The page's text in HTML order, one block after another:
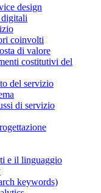
design
coinvolti
di valore
costitutivi del
del servizio
di servizio
e il linguaggio
keywords)